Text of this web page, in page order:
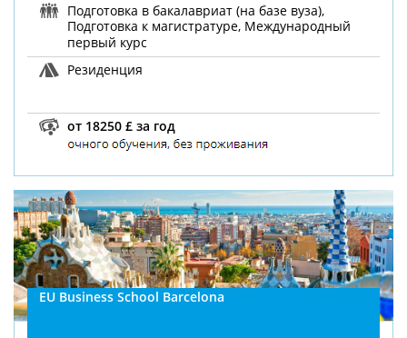
Подготовка в бакалавриат (на базе вуза),
Подготовка к магистратуре, Международный
первый курс
Резиденция
от 18250 £ за год
EU Business School Barcelona